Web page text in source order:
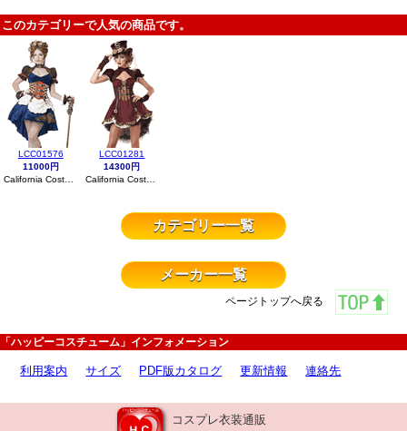
このカテゴリーで人気の商品です。
LCC01576
11000円
California Costumes
LCC01281
14300円
California Costumes
カテゴリー一覧
メーカー一覧
ページトップへ戻る
「ハッピーコスチューム」インフォメーション
利用案内 サイズ PDF版カタログ 更新情報 連絡先
コスプレ衣装通販